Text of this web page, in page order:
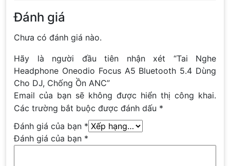
Đánh giá
Chưa có đánh giá nào.
Hãy là người đầu tiên nhận xét “Tai Nghe
Headphone Oneodio Focus A5 Bluetooth 5.4 Dùng
Cho DJ, Chống Ồn ANC”
Email của bạn sẽ không được hiển thị công khai.
Các trường bắt buộc được đánh dấu *
Đánh giá của bạn *
Đánh giá của bạn *